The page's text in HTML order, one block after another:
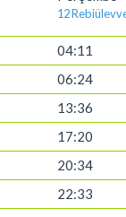
12
04:11
06:24
13:36
17:20
20:34
22:33